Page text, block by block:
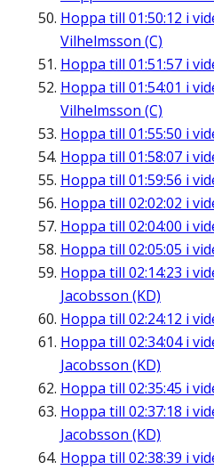
Hoppa till 01:50:12 i
Vilhelmsson (C)
Hoppa till 01:51:57 i
Hoppa till 01:54:01 i
Vilhelmsson (C)
Hoppa till 01:55:50 i
Hoppa till 01:58:07 i
Hoppa till 01:59:56 i
Hoppa till 02:02:02 i
Hoppa till 02:04:00 i
Hoppa till 02:05:05 i
Hoppa till 02:14:23 i
Jacobsson (KD)
Hoppa till 02:24:12 i
Hoppa till 02:34:04i
Jacobsson (KD)
Hoppa till 02:35:45 i
Hoppa till 02:37:18 i
Jacobsson (KD)
Hoppa till 02:38:39 i